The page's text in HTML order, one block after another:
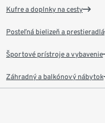
Kufre a doplnky na cesty
Posteľná bielizeň a prestieradlá
Športové prístroje a vybavenie
Záhradný a balkónový nábytok